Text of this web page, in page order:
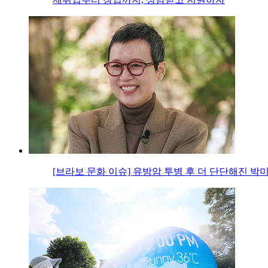
[브라보 문화 이슈] 유방암 투병 후 더 단단해진 박